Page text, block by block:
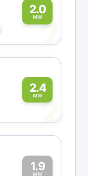
2.0
MW
2
2.4
MW2
1.9
MW